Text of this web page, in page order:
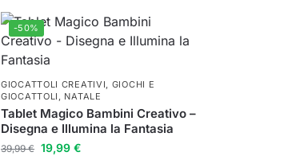
-50%
GIOCATTOLI CREATIVI, GIOCHI E
GIOCATTOLI , NATALE
Tablet Magico Bambini Creativo –
Disegna e Illumina la Fantasia
39,99€ 19,99€